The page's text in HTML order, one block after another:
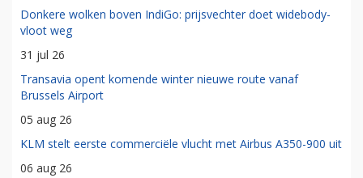
Donkere wolken boven IndiGo: prijsvechter doet widebody-
vloot weg
31 jul 26
Transavia opent komende winter nieuwe route vanaf
Brussels Airport
05 aug 26
KLM stelt eerste commerciële vlucht met Airbus A350-900 uit
06 aug 26